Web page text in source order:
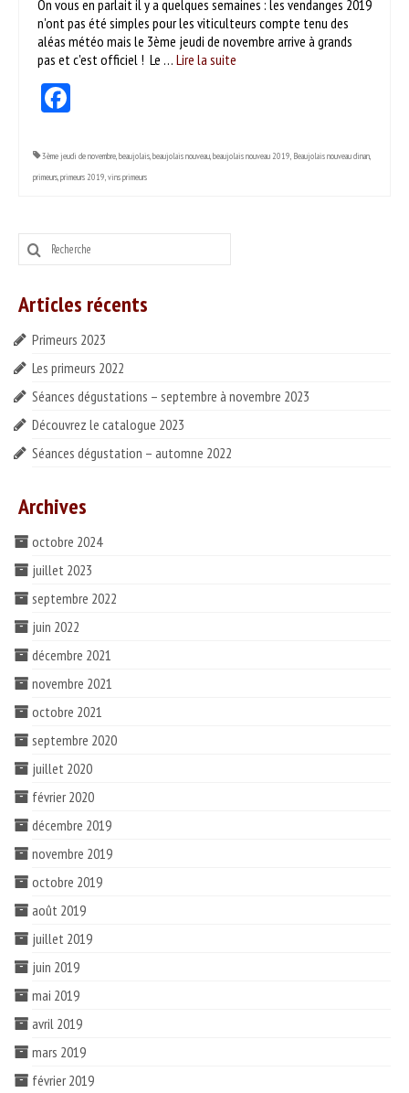
ESPACE PROS
Notre offre
On vous en parlait il y a quelques semaines : les vendanges 2019
n'ont pas été simples pour les viticulteurs compte tenu des
aléas météo mais le 3ème jeudi de novembre arrive à grands
pas et c'est officiel ! Le … Lire la suite­­
3ème jeudi de novembre,beaujolais,beaujolais nouveau,beaujolais nouveau 2019, Beaujolais nouveau dinan,
primeurs,primeurs 2019,vins primeurs
Rechercher
:
Articles récents
Primeurs 2023
Les primeurs 2022
Séances dégustations – septembre à novembre 2023
Découvrez le catalogue 2023
Séances dégustation – automne 2022
Archives
octobre 2024
juillet 2023
septembre 2022
juin 2022
décembre 2021
novembre 2021
octobre 2021
septembre 2020
juillet 2020
février 2020
décembre 2019
novembre 2019
octobre 2019
août 2019
juillet 2019
juin 2019
mai 2019
avril 2019
mars 2019
février 2019